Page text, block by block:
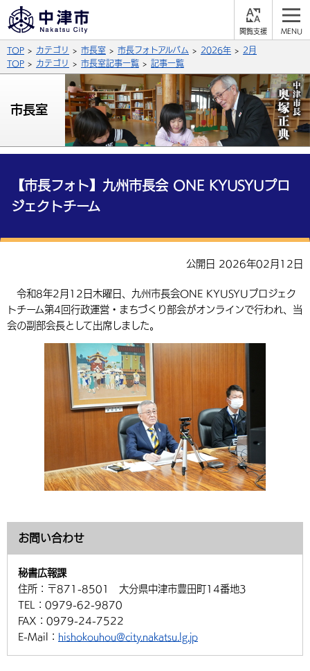
支
背景色
青 白
文字の大きさ
拡大 標準 縮小
英語（English） 中国語（簡体字）
組織案内
公式SNS
X (Twitter) YouTube
サイト内検索
総合メニュー
くらしの情報
届出・登録・証明 保険・年金
健康・予防
税金 住宅・インフラ
環境・衛生
外国人の方向け情報
事業者の方へ
産業・雇用
農林水産業 税金
都市整備
施設情報 子どもを預ける
手当・助成
相談・支援・情報
観光・移住
観光なび
遊ぶ・体験する グルメ・食べる
買う・おみやげ 四季のイベント・祭り
市政情報
中津市について
地方創生・地域活性化
TOP カテゴリ 市長室 市長フォトアルバム 2026年
2月
TOP
カテゴリ 市長室記事一覧 記事一覧
市長室
【市長フォト】九州市長会 ONE KYUSYUプロ
ジェクトチーム
公開日 2026年02月12日
令和8年2月12日木曜日、九州市長会ONE KYUSYUプロジェク
トチーム第4回行政運営・まちづくり部会がオンラインで行われ、当
会の副部会長として出席しました。
お問い合わせ
秘書広報課
住所： 〒871-8501 大分県中津市豊田町14番地3
TEL： 0979-62-9870
FAX： 0979-24-7522
E-Mail： hishokouhou@city.nakatsu.lg.jp